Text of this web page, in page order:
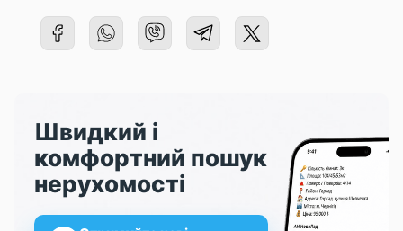
Швидкий і
комфортний пошук
нерухомості